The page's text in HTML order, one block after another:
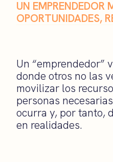
UN EMPRENDEDOR
OPORTUNIDADES,
Un “emprendedor”
donde otros no las
movilizar los
personas
ocurra y, por tanto,
en realidades.